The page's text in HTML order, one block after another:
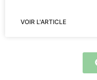
VOIR L'ARTICLE